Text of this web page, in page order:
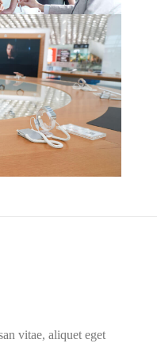
vitae, aliquet eget